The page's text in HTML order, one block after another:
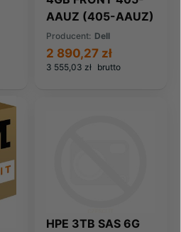
AAUZ (405-AAUZ)
Producent: Dell
3 555,03 zł brutto
2 890,27 zł
HPE 3TB SAS 6G